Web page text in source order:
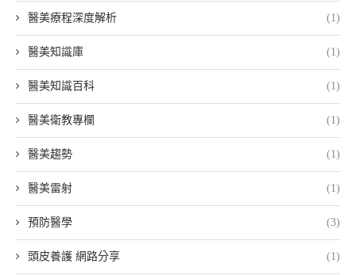
醫美療程深度解析 (1)
醫美知識庫 (1)
醫美知識百科 (1)
醫美衛教專欄 (1)
醫美趨勢 (1)
醫美雷射 (1)
預防醫學 (3)
頭皮養護 網路分享 (1)